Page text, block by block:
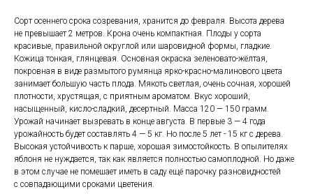
Сорт осеннего срока созревания, хранится до февраля. Высота дерева
не превышает 2 метров. Крона очень компактная. Плоды у сорта
красивые, правильной округлой или шаровидной формы, гладкие.
Кожица тонкая, глянцевая. Основная окраска зеленовато-жёлтая,
покровная в виде размытого румянца ярко-красно-малинового цвета
занимает большую часть плода. Мякоть светлая, очень сочная, хорошей
плотности, хрустящая, с приятным ароматом. Вкус хороший,
насыщенный, кисло-сладкий, десертный. Масса 120 — 150 грамм.
Урожай начинает вызревать в конце августа. В первые 3 — 4 года
урожайность будет составлять 4 — 5 кг. Но после 5 лет - 15 кг с дерева.
Высокая устойчивость к парше, хорошая зимостойкость. В опылителях
яблоня не нуждается, так как является полностью самоплодной. Но даже
в этом случае не помешает иметь в саду ещё парочку разновидностей
с совпадающими сроками цветения.